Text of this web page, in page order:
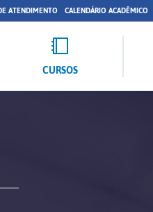
ATENDIMENTO CALENDÁRIO ACADÊMICO
CURSOS